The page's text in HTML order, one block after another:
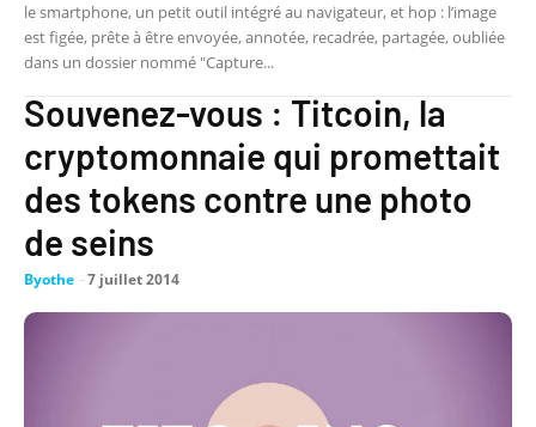
le smartphone, un petit outil intégré au navigateur, et hop : l’image
est figée, prête à être envoyée, annotée, recadrée, partagée, oubliée
dans un dossier nommé "Capture...
Souvenez-vous : Titcoin, la
cryptomonnaie qui promettait
des tokens contre une photo
de seins
Byothe -7 juillet 2014